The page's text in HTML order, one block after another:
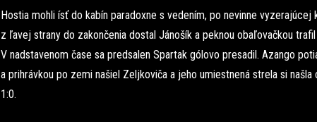
Hostia mohli ísť do kabín paradoxne s vedením, po nevinne vyzerajúcej
z ľavej strany do zakončenia dostal Jánošík a peknou obaľovačkou
V nadstavenom čase sa predsalen Spartak gólovo presadil. Azango
a prihrávkou po zemi našiel Zeljkoviča a jeho umiestnená strela si
1:0.